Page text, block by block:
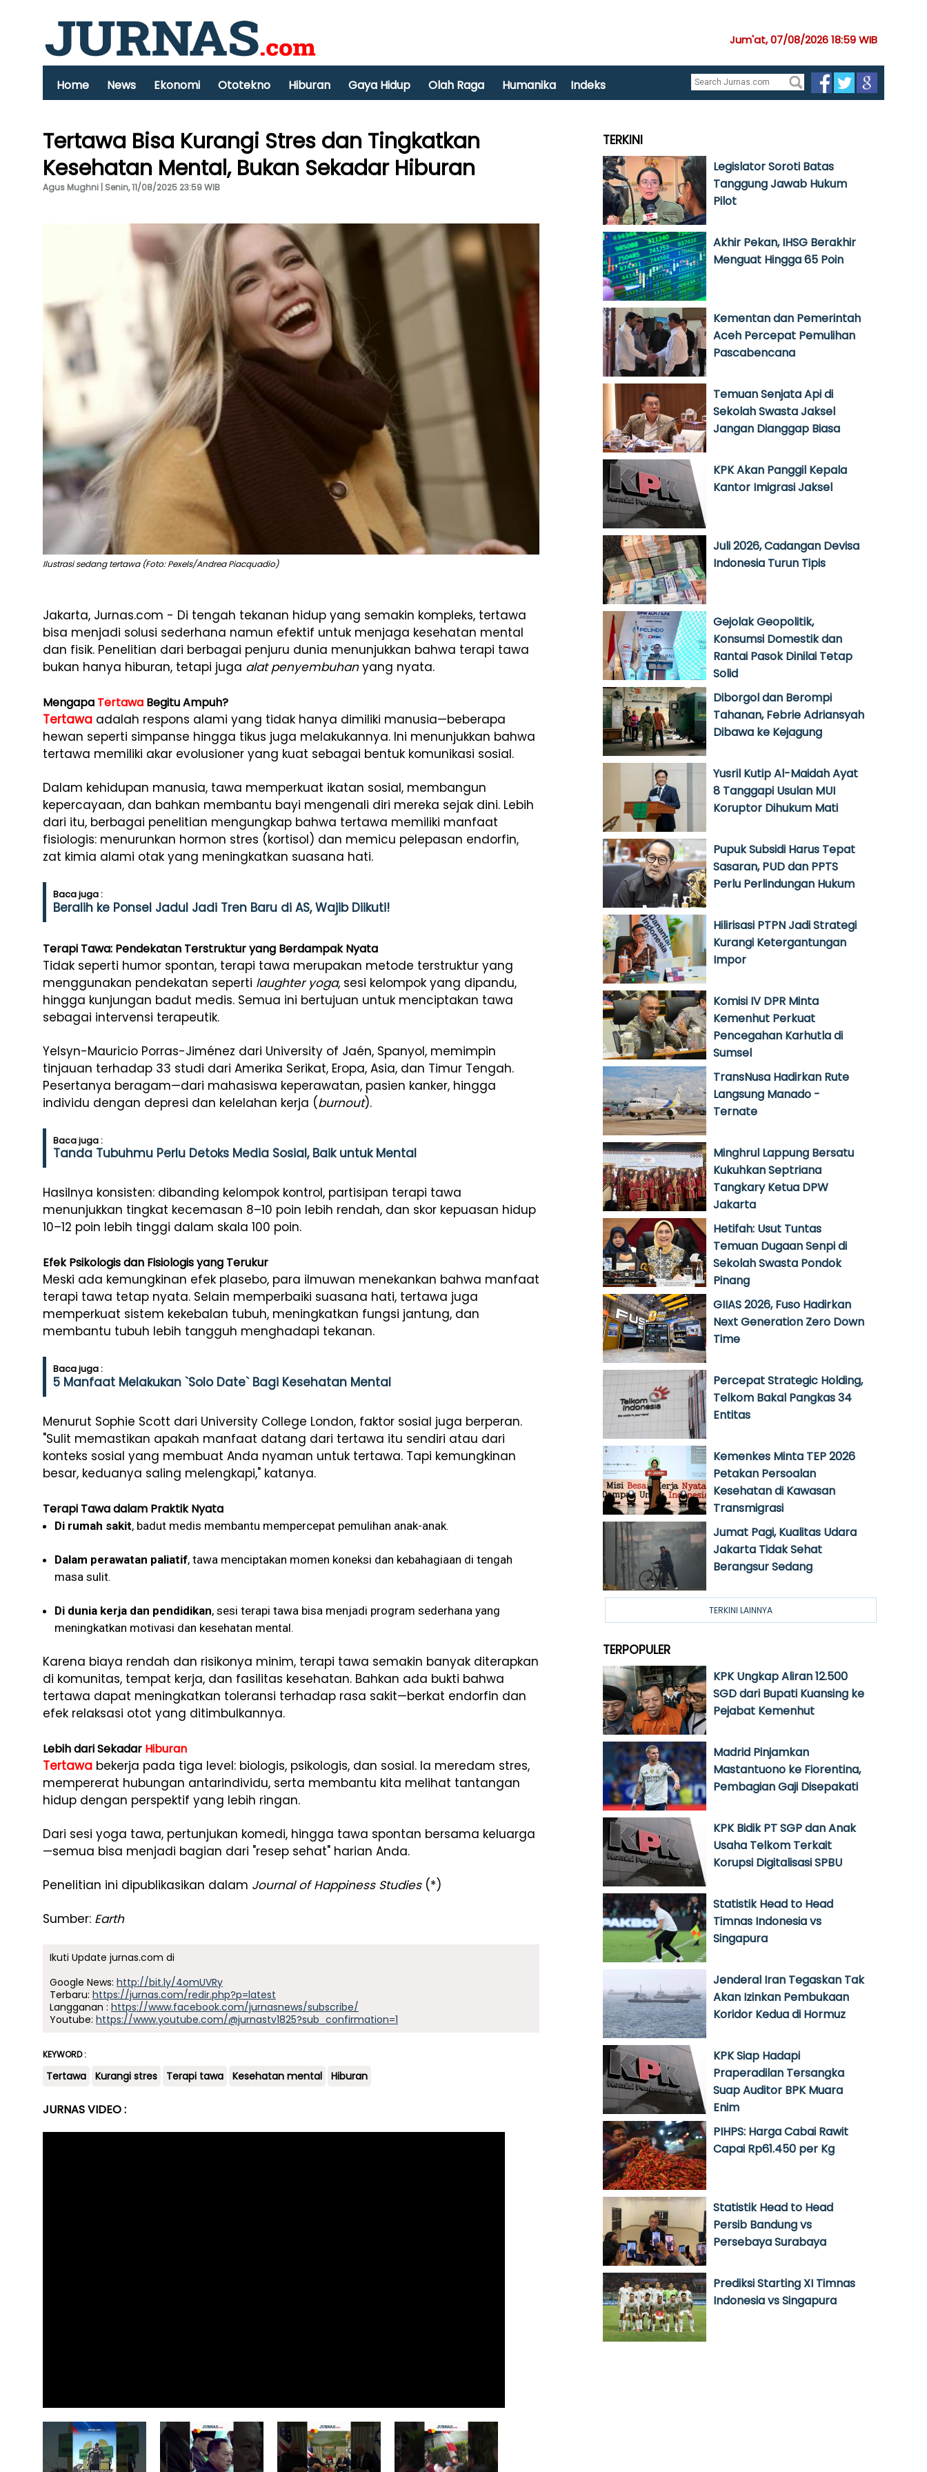
Jum'at, 07/08/2026 18:59 WIB
Home News Ekonomi Ototekno Hiburan Gaya Hidup Olah Raga Humanika Indeks
Tertawa Bisa Kurangi Stres dan Tingkatkan
Kesehatan Mental, Bukan Sekadar Hiburan
Agus Mughni | Senin, 11/08/2025 23:59 WIB
Ilustrasi sedang tertawa (Foto: Pexels/Andrea Piacquadio)
Jakarta, Jurnas.com - Di tengah tekanan hidup yang semakin kompleks, tertawa
bisa menjadi solusi sederhana namun efektif untuk menjaga kesehatan mental
dan fisik. Penelitian dari berbagai penjuru dunia menunjukkan bahwa terapi tawa
bukan hanya hiburan, tetapi juga alat penyembuhanyang nyata.
Mengapa Tertawa Begitu Ampuh?
Tertawa adalah respons alami yang tidak hanya dimiliki manusia—beberapa
hewan seperti simpanse hingga tikus juga melakukannya. Ini menunjukkan bahwa
tertawa memiliki akar evolusioner yang kuat sebagai bentuk komunikasi sosial.
Dalam kehidupan manusia, tawa memperkuat ikatan sosial, membangun
kepercayaan, dan bahkan membantu bayi mengenali diri mereka sejak dini. Lebih
dari itu, berbagai penelitian mengungkap bahwa tertawa memiliki manfaat
fisiologis: menurunkan hormon stres (kortisol) dan memicu pelepasan endorfin,
zat kimia alami otak yang meningkatkan suasana hati.
Baca juga :
Beralih ke Ponsel Jadul Jadi Tren Baru di AS, Wajib Diikuti!
Terapi Tawa: Pendekatan Terstruktur yang Berdampak Nyata
Tidak seperti humor spontan, terapi tawa merupakan metode terstruktur yang
menggunakan pendekatan seperti laughter yoga, sesi kelompok yang dipandu,
hingga kunjungan badut medis. Semua ini bertujuan untuk menciptakan tawa
sebagai intervensi terapeutik.
Yelsyn-Mauricio Porras-Jiménez dari University of Jaén, Spanyol, memimpin
tinjauan terhadap 33 studi dari Amerika Serikat, Eropa, Asia, dan Timur Tengah.
Pesertanya beragam—dari mahasiswa keperawatan, pasien kanker, hingga
individu dengan depresi dan kelelahan kerja (burnout).
Baca juga :
Tanda Tubuhmu Perlu Detoks Media Sosial, Baik untuk Mental
Hasilnya konsisten: dibanding kelompok kontrol, partisipan terapi tawa
menunjukkan tingkat kecemasan 8–10 poin lebih rendah, dan skor kepuasan hidup
10–12 poin lebih tinggi dalam skala 100 poin.
Efek Psikologis dan Fisiologis yang Terukur
Meski ada kemungkinan efek plasebo, para ilmuwan menekankan bahwa manfaat
terapi tawa tetap nyata. Selain memperbaiki suasana hati, tertawa juga
memperkuat sistem kekebalan tubuh, meningkatkan fungsi jantung, dan
membantu tubuh lebih tangguh menghadapi tekanan.
Baca juga :
5 Manfaat Melakukan `Solo Date` Bagi Kesehatan Mental
Menurut Sophie Scott dari University College London, faktor sosial juga berperan.
"Sulit memastikan apakah manfaat datang dari tertawa itu sendiri atau dari
konteks sosial yang membuat Anda nyaman untuk tertawa. Tapi kemungkinan
besar, keduanya saling melengkapi," katanya.
Terapi Tawa dalam Praktik Nyata
Di rumah sakit, badut medis membantu mempercepat pemulihan anak-anak.
Dalam perawatan paliatif, tawa menciptakan momen koneksi dan kebahagiaan di tengah
masa sulit.
Di dunia kerja dan pendidikan, sesi terapi tawa bisa menjadi program sederhana yang
meningkatkan motivasi dan kesehatan mental.
Karena biaya rendah dan risikonya minim, terapi tawa semakin banyak diterapkan
di komunitas, tempat kerja, dan fasilitas kesehatan. Bahkan ada bukti bahwa
tertawa dapat meningkatkan toleransi terhadap rasa sakit—berkat endorfin dan
efek relaksasi otot yang ditimbulkannya.
Lebih dari Sekadar Hiburan
Tertawa bekerja pada tiga level: biologis, psikologis, dan sosial. Ia meredam stres,
mempererat hubungan antarindividu, serta membantu kita melihat tantangan
hidup dengan perspektif yang lebih ringan.
Dari sesi yoga tawa, pertunjukan komedi, hingga tawa spontan bersama keluarga
—semua bisa menjadi bagian dari "resep sehat" harian Anda.
Penelitian ini dipublikasikan dalam Journal of Happiness Studies (*)
Sumber: Earth
Ikuti Update jurnas.com di
Google News: http://bit.ly/4omUVRy
Terbaru: https://jurnas.com/redir.php?p=latest
Langganan : https://www.facebook.com/jurnasnews/subscribe/
Youtube: https://www.youtube.com/@jurnastv1825?sub_confirmation=1
KEYWORD :
Tertawa Kurangi stres Terapi tawa Kesehatan mental Hiburan
JURNAS VIDEO :
TERKINI
Legislator Soroti Batas
Tanggung Jawab Hukum
Pilot
Akhir Pekan, IHSG Berakhir
Menguat Hingga 65 Poin
Kementan dan Pemerintah
Aceh Percepat Pemulihan
Pascabencana
Temuan Senjata Api di
Sekolah Swasta Jaksel
Jangan Dianggap Biasa
KPK Akan Panggil Kepala
Kantor Imigrasi Jaksel
Juli 2026, Cadangan Devisa
Indonesia Turun Tipis
Gejolak Geopolitik,
Konsumsi Domestik dan
Rantai Pasok Dinilai Tetap
Solid
Diborgol dan Berompi
Tahanan, Febrie Adriansyah
Dibawa ke Kejagung
Yusril Kutip Al-Maidah Ayat
8 Tanggapi Usulan MUI
Koruptor Dihukum Mati
Pupuk Subsidi Harus Tepat
Sasaran, PUD dan PPTS
Perlu Perlindungan Hukum
Hilirisasi PTPN Jadi Strategi
Kurangi Ketergantungan
Impor
Komisi IV DPR Minta
Kemenhut Perkuat
Pencegahan Karhutla di
Sumsel
TransNusa Hadirkan Rute
Langsung Manado -
Ternate
Minghrul Lappung Bersatu
Kukuhkan Septriana
Tangkary Ketua DPW
Jakarta
Hetifah: Usut Tuntas
Temuan Dugaan Senpi di
Sekolah Swasta Pondok
Pinang
GIIAS 2026, Fuso Hadirkan
Next Generation Zero Down
Time
Percepat Strategic Holding,
Telkom Bakal Pangkas 34
Entitas
Kemenkes Minta TEP 2026
Petakan Persoalan
Kesehatan di Kawasan
Transmigrasi
Jumat Pagi, Kualitas Udara
Jakarta Tidak Sehat
Berangsur Sedang
TERKINI LAINNYA
TERPOPULER
KPK Ungkap Aliran 12.500
SGD dari Bupati Kuansing ke
Pejabat Kemenhut
Madrid Pinjamkan
Mastantuono ke Fiorentina,
Pembagian Gaji Disepakati
KPK Bidik PT SGP dan Anak
Usaha Telkom Terkait
Korupsi Digitalisasi SPBU
Statistik Head to Head
Timnas Indonesia vs
Singapura
Jenderal Iran Tegaskan Tak
Akan Izinkan Pembukaan
Koridor Kedua di Hormuz
KPK Siap Hadapi
Praperadilan Tersangka
Suap Auditor BPK Muara
Enim
PIHPS: Harga Cabai Rawit
Capai Rp61.450 per Kg
Statistik Head to Head
Persib Bandung vs
Persebaya Surabaya
Prediksi Starting XI Timnas
Indonesia vs Singapura